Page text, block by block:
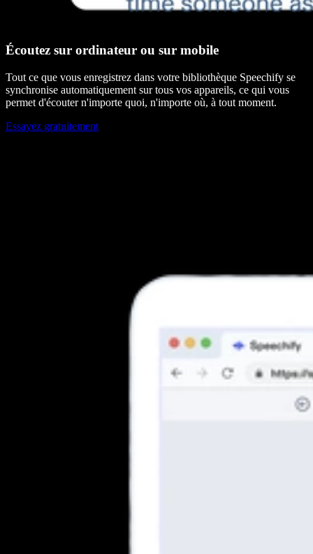
Écoutez sur ordinateur ou sur mobile
Tout ce que vous enregistrez dans votre bibliothèque Speechify se
synchronise automatiquement sur tous vos appareils, ce qui vous
permet d'écouter n'importe quoi, n'importe où, à tout moment.
Essayez gratuitement